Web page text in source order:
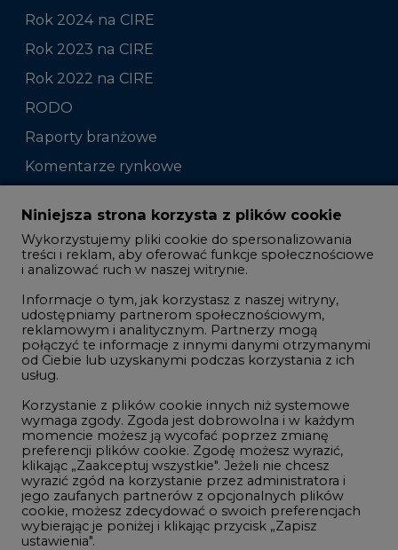
Rok 2024 na CIRE
Rok 2023 na CIRE
Rok 2022 na CIRE
RODO
Raporty branżowe
Komentarze rynkowe
Zmiany kadrowe na rynku
Studio CIRE
Rozmowy o energetyce
Gospodarka
Geopolityka
LTE450
Innowacje i AI
Telekomunikacja i IT
Handel emisjami CO2
Wodór
Górnictwo
Niniejsza strona korzysta z plików cookie
Wykorzystujemy pliki cookie do spersonalizowania
treści i reklam, aby oferować funkcje społecznościowe
i analizować ruch w naszej witrynie.
Informacje o tym, jak korzystasz z naszej witryny,
udostępniamy partnerom społecznościowym,
reklamowym i analitycznym. Partnerzy mogą
połączyć te informacje z innymi danymi otrzymanymi
od Ciebie lub uzyskanymi podczas korzystania z ich
usług.
Korzystanie z plików cookie innych niż systemowe
wymaga zgody. Zgoda jest dobrowolna i w każdym
momencie możesz ją wycofać poprzez zmianę
preferencji plików cookie. Zgodę możesz wyrazić,
klikając „Zaakceptuj wszystkie". Jeżeli nie chcesz
wyrazić zgód na korzystanie przez administratora i
jego zaufanych partnerów z opcjonalnych plików
cookie, możesz zdecydować o swoich preferencjach
wybierając je poniżej i klikając przycisk „Zapisz
ustawienia".